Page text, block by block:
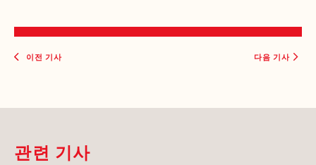
이전 기사 다음 기사
관련 기사